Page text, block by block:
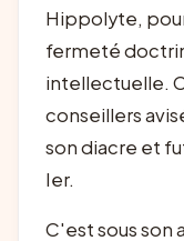
Hippolyte,
fermeté
intellectuelle.
conseillers
son diacre et
Ier.
C'est sous son